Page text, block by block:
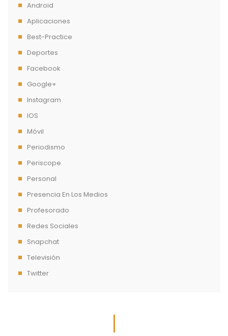
Android
Aplicaciones
Best-Practice
Deportes
Facebook
Google+
Instagram
IOS
Móvil
Periodismo
Periscope
Personal
Presencia En Los Medios
Profesorado
Redes Sociales
Snapchat
Televisión
Twitter